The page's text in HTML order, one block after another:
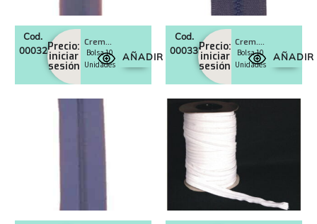
Cod.
0003286Precio:
iniciar
sesión
Cremalleras invisible m. fina
Bolsa 10
Unidades
AÑADIR
Cod.
0003339Precio:
iniciar
sesión
Crem. sep. diente inyectado
Bolsa 10
Unidades
AÑADIR